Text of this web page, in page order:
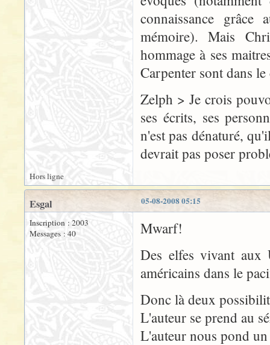
connaissance
mémoire). Mais
hommage à ses
Carpenter sont dans
Zelph > Je crois
ses écrits, ses
n'est pas dénaturé,
devrait pas poser
Hors ligne
05-08-2008 05:15
Esgal
Inscription : 2003
Messages : 40
Mwarf!
Des elfes vivant
américains dans le
Donc là deux
L'auteur se prend au
L'auteur nous pond